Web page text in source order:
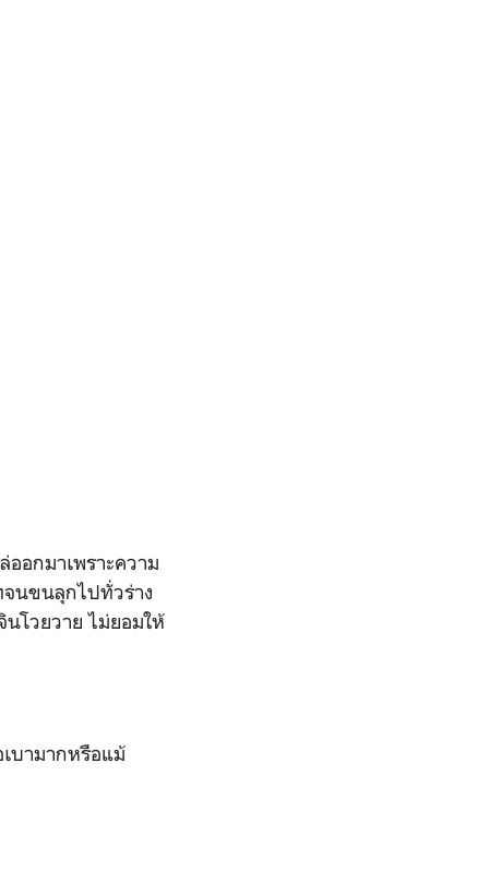
อกมาเพราะความ
จนขนลุกไปทั่วร่าง
โวยวาย ไม่ยอมให้
บามากหรือแม้